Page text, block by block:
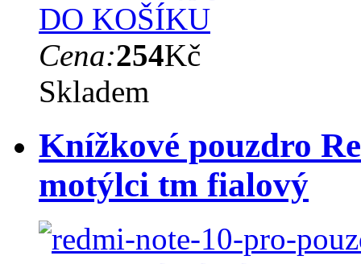
DO KOŠÍKU
Cena:254Kč
Skladem
Knížkové pouzdro
motýlci tm fialový